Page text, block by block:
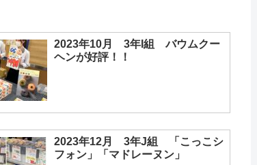
2023年10月 3年I組 バウムクー
ヘンが好評！！
2023年12月 3年J組 「こっこシ
フォン」「マドレーヌン」